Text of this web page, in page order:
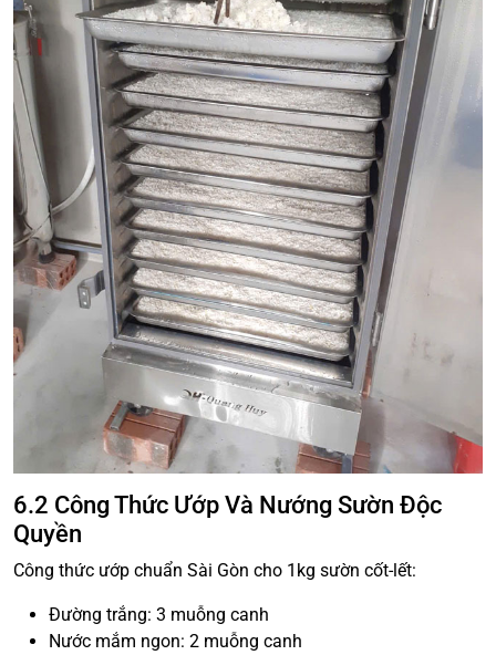
6.2 Công Thức Ướp Và Nướng Sườn Độc
Quyền
Công thức ướp chuẩn Sài Gòn cho 1kg sườn cốt-lết:
Đường trắng: 3 muỗng canh
Nước mắm ngon: 2 muỗng canh